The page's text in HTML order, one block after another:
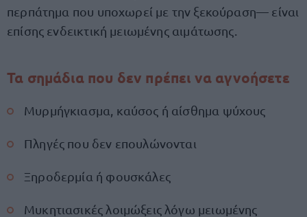
περπάτημα που υποχωρεί με την ξεκούραση— είναι
επίσης ενδεικτική μειωμένης αιμάτωσης.
Τα σημάδια που δεν πρέπει να αγνοήσετε
Μυρμήγκιασμα, καύσος ή αίσθημα ψύχους
Πληγές που δεν επουλώνονται
Ξηροδερμία ή φουσκάλες
Μυκητιασικές λοιμώξεις λόγω μειωμένης